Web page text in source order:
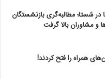
در شستا؛ مطالبه‌گری بازنشستگان
و مشاوران بالا گرفت
همراه را فتح کردند!